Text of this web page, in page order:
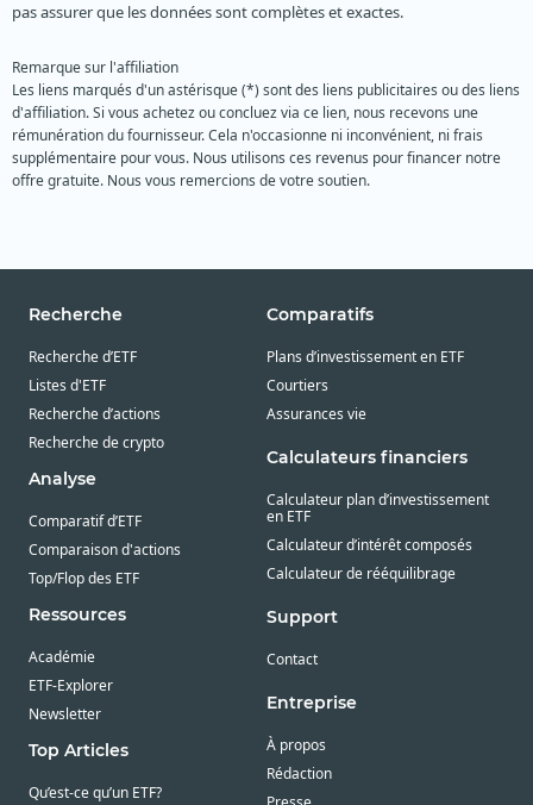
pas assurer que les données sont complètes et exactes.
Remarque sur l'affiliation
Les liens marqués d'un astérisque (*) sont des liens publicitaires ou des liens
d'affiliation. Si vous achetez ou concluez via ce lien, nous recevons une
rémunération du fournisseur. Cela n'occasionne ni inconvénient, ni frais
supplémentaire pour vous. Nous utilisons ces revenus pour financer notre
offre gratuite. Nous vous remercions de votre soutien.
Recherche
Recherche d’ETF
Listes d'ETF
Recherche d’actions
Recherche de crypto
Analyse
Comparatif d’ETF
Comparaison d'actions
Top/Flop des ETF
Ressources
Académie
ETF-Explorer
Newsletter
Top Articles
Qu’est-ce qu’un ETF?
Comparatifs
Plans d’investissement en ETF
Courtiers
Assurances vie
Calculateurs financiers
Calculateur plan d’investissement
en ETF
Calculateur d’intérêt composés
Calculateur de rééquilibrage
Support
Contact
Entreprise
À propos
Rédaction